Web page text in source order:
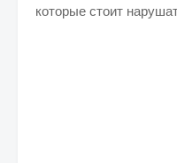
которые стоит